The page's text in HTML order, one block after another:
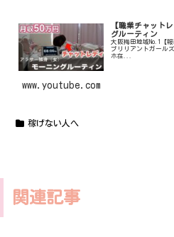
【職業チャット
グルーティン
大阪梅田地域No.1【
ブリリアントガール
ホ在...
www.youtube.com
稼げない人へ
関連記事